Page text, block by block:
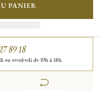
PANIER
89 18
au vendredi de 10h à 18h.